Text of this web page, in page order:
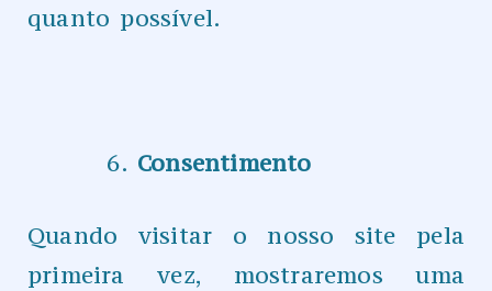
quanto possível.
Consentimento
Quando visitar o nosso site pela
primeira vez, mostraremos uma